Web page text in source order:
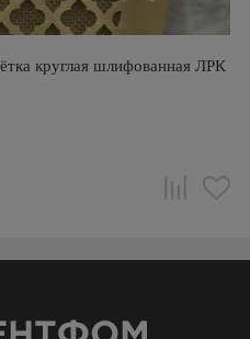
круглая шлифованная ЛРК